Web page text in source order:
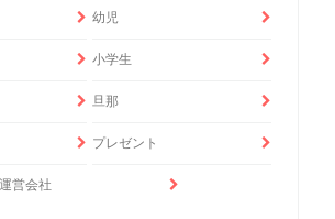
幼児
小学生
旦那
プレゼント
運営会社